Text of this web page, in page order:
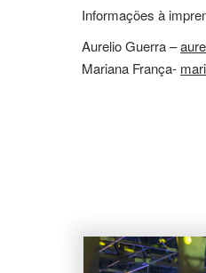
Informações à
Aurelio Guerra –
Mariana França-